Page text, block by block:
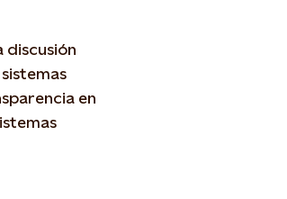
discusión
en